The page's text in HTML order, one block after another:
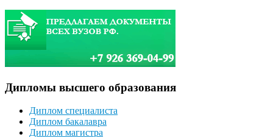
Дипломы высшего образования
Диплом специалиста
Диплом бакалавра
Диплом магистра